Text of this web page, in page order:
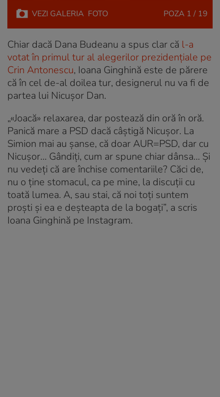
VEZI GALERIA FOTO POZA 1 / 19
Chiar dacă Dana Budeanu a spus clar că l-a
votat în primul tur al alegerilor prezidențiale pe
Crin Antonescu, Ioana Ginghină este de părere
că în cel de-al doilea tur, designerul nu va fi de
partea lui Nicușor Dan.
„«Joacă» relaxarea, dar postează din oră în oră.
Panică mare a PSD dacă câștigă Nicușor. La
Simion mai au șanse, că doar AUR=PSD, dar cu
Nicușor… Gândiți, cum ar spune chiar dânsa… Și
nu vedeți că are închise comentariile? Căci de,
nu o ține stomacul, ca pe mine, la discuții cu
toată lumea. A, sau stai, că noi toți suntem
proști și ea e deșteapta de la bogați”, a scris
Ioana Ginghină pe Instagram.